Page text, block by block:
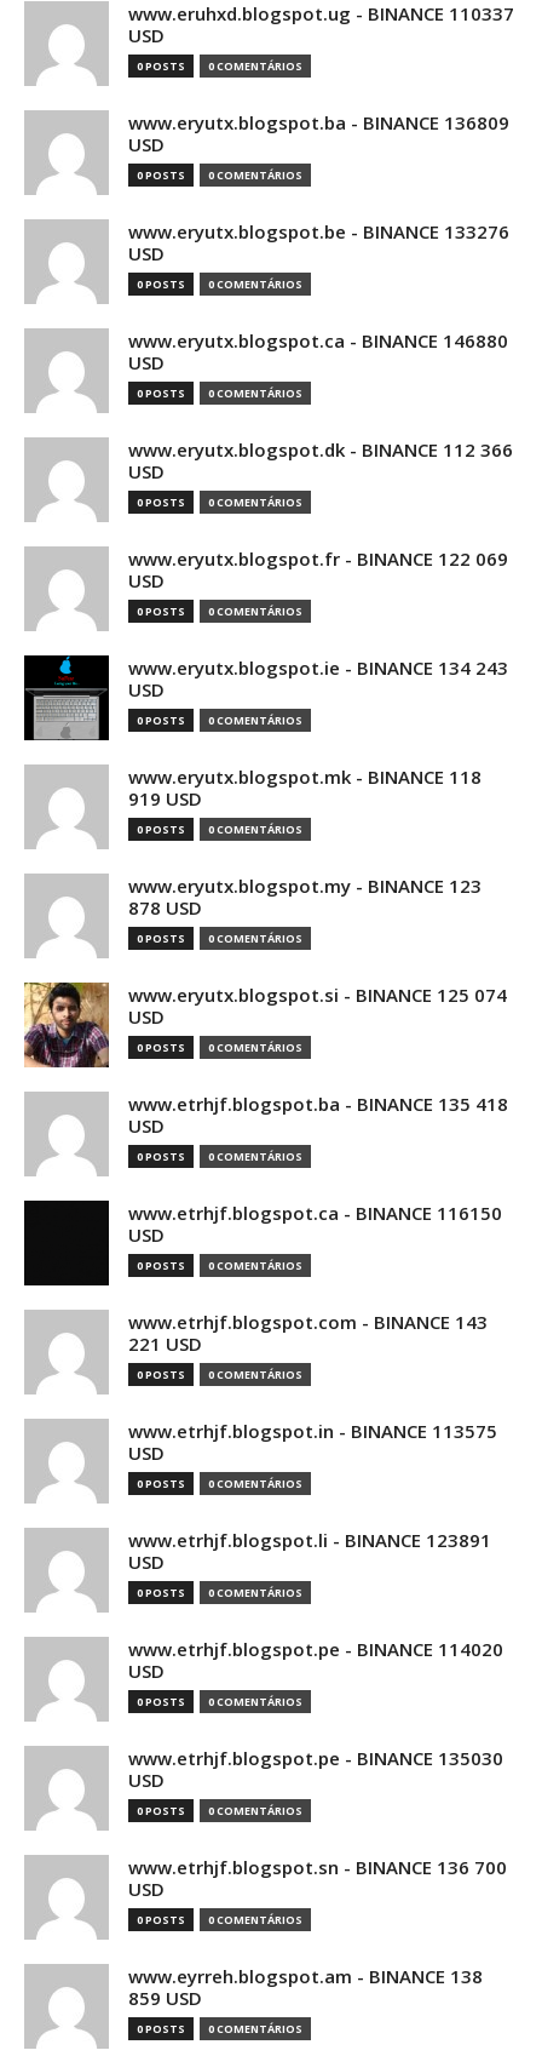
www.eruhxd.blogspot.ug - BINANCE 110337
USD
0 POSTS 0 COMENTÁRIOS
www.eryutx.blogspot.ba - BINANCE 136809
USD
0 POSTS 0 COMENTÁRIOS
www.eryutx.blogspot.be - BINANCE 133276
USD
0 POSTS 0 COMENTÁRIOS
www.eryutx.blogspot.ca - BINANCE 146880
USD
0 POSTS 0 COMENTÁRIOS
www.eryutx.blogspot.dk - BINANCE 112 366
USD
0 POSTS 0 COMENTÁRIOS
www.eryutx.blogspot.fr - BINANCE 122 069
USD
0 POSTS 0 COMENTÁRIOS
www.eryutx.blogspot.ie - BINANCE 134 243
USD
0 POSTS 0 COMENTÁRIOS
www.eryutx.blogspot.mk - BINANCE 118
919 USD
0 POSTS 0 COMENTÁRIOS
www.eryutx.blogspot.my - BINANCE 123
878 USD
0 POSTS 0 COMENTÁRIOS
www.eryutx.blogspot.si - BINANCE 125 074
USD
0 POSTS 0 COMENTÁRIOS
www.etrhjf.blogspot.ba - BINANCE 135 418
USD
0 POSTS 0 COMENTÁRIOS
www.etrhjf.blogspot.ca - BINANCE 116150
USD
0 POSTS 0 COMENTÁRIOS
www.etrhjf.blogspot.com - BINANCE 143
221 USD
0 POSTS 0 COMENTÁRIOS
www.etrhjf.blogspot.in - BINANCE 113575
USD
0 POSTS 0 COMENTÁRIOS
www.etrhjf.blogspot.li - BINANCE 123891
USD
0 POSTS 0 COMENTÁRIOS
www.etrhjf.blogspot.pe - BINANCE 114020
USD
0 POSTS 0 COMENTÁRIOS
www.etrhjf.blogspot.pe - BINANCE 135030
USD
0 POSTS 0 COMENTÁRIOS
www.etrhjf.blogspot.sn - BINANCE 136 700
USD
0 POSTS 0 COMENTÁRIOS
www.eyrreh.blogspot.am - BINANCE 138
859 USD
0 POSTS 0 COMENTÁRIOS